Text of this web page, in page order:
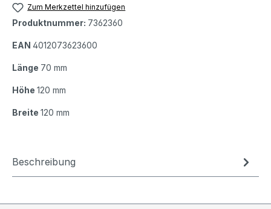
Zum Merkzettel hinzufügen
Produktnummer: 7362360
EAN 4012073623600
Länge 70 mm
Höhe 120 mm
Breite 120 mm
Beschreibung